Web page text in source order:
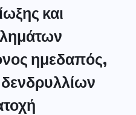
και
ημεδαπός,
δενδρυλλίων